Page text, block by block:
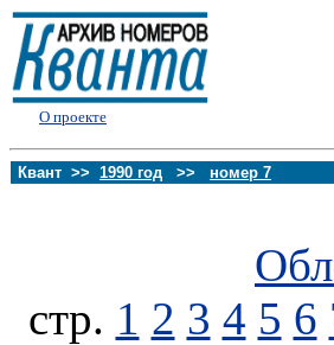
О проекте
Квант >> 1990 год >> номер 7
стp. 1 2 3 4 5 6